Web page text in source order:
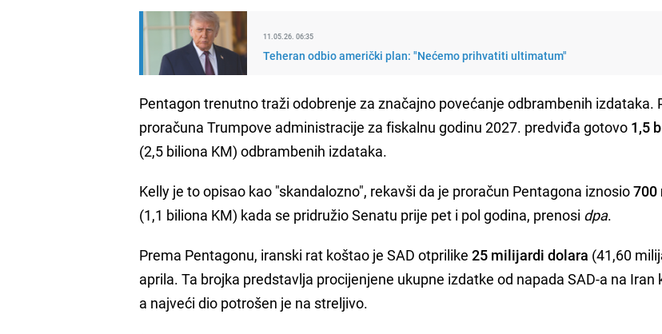
11.05.26. 06:35
Teheran odbio američki plan: "Nećemo prihvatiti ultimatum"
Pentagon trenutno traži odobrenje za značajno povećanje odbrambenih izdataka.
proračuna Trumpove administracije za fiskalnu godinu 2027. predviđa gotovo 1,5
(2,5 biliona KM) odbrambenih izdataka.
Kelly je to opisao kao "skandalozno", rekavši da je proračun Pentagona iznosio700
(1,1 biliona KM) kada se pridružio Senatu prije pet i pol godina, prenosi dpa.
Prema Pentagonu, iranski rat koštao je SAD otprilike25 milijardi dolara (41,60
aprila. Ta brojka predstavlja procijenjene ukupne izdatke od napada SAD-a na Iran
a najveći dio potrošen je na streljivo.